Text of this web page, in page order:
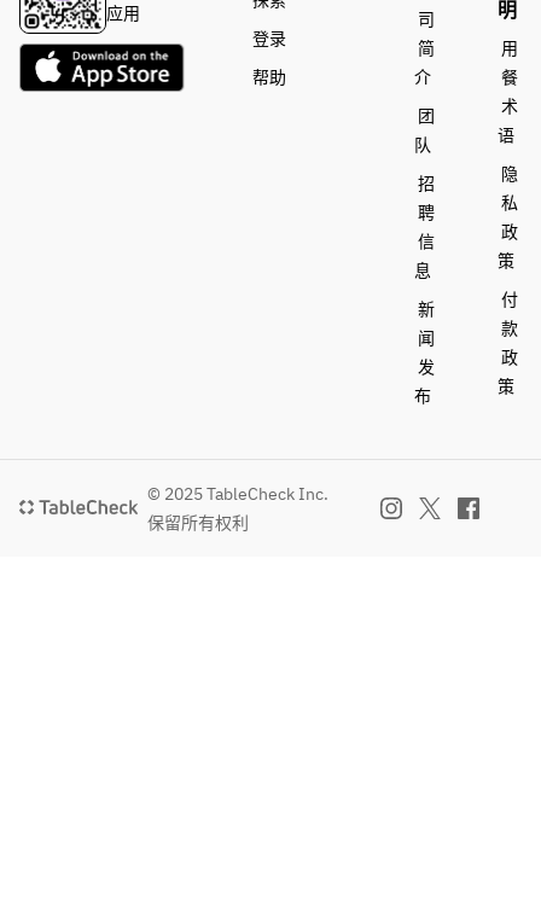
应用
登录
帮助
司
简
介
团
队
招
聘
信
息
新
闻
发
布
明
用
餐
术
语
隐
私
政
策
付
款
政
策
© 2025 TableCheck Inc.
保留所有权利